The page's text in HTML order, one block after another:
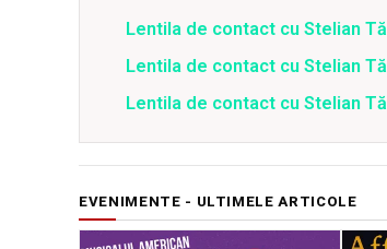
Lentila de contact cu Stelian
Lentila de contact cu Stelian
Lentila de contact cu Stelian
EVENIMENTE - ULTIMELE ARTICOLE